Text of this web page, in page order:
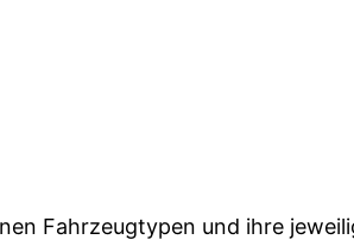
Fahrzeugtypen und ihre